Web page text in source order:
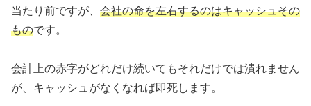
当たり前ですが、 会社の命を左右するのはキャッシュその
ものです。
会計上の赤字がどれだけ続いてもそれだけでは潰れません
が、キャッシュがなくなれば即死します。